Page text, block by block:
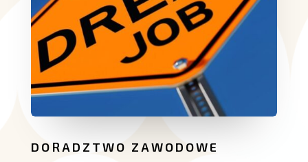
DORADZTWO ZAWODOWE